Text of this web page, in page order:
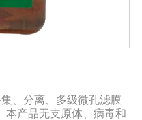
、分离、多级微孔滤膜
本产品无支原体、病毒和